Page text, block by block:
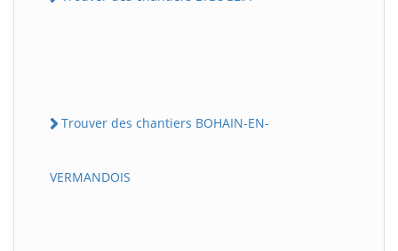
Trouver des chantiers BOHAIN-EN-
VERMANDOIS